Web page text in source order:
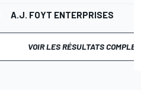
A.J. FOYT ENTERPRISES
VOIR LES RÉSULTATS